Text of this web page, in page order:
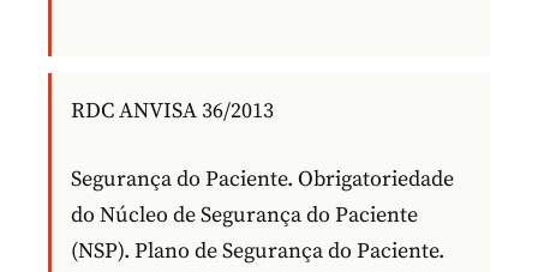
RDC ANVISA 36/2013
Segurança do Paciente. Obrigatoriedade
do Núcleo de Segurança do Paciente
(NSP). Plano de Segurança do Paciente.